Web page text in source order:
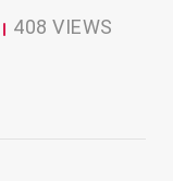
408VIEWS